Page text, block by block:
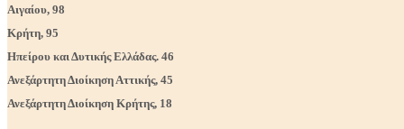
Αιγαίου, 98
Κρήτη, 95
Ηπείρου και Δυτικής Ελλάδας. 46
Ανεξάρτητη Διοίκηση Αττικής, 45
Ανεξάρτητη Διοίκηση Κρήτης, 18